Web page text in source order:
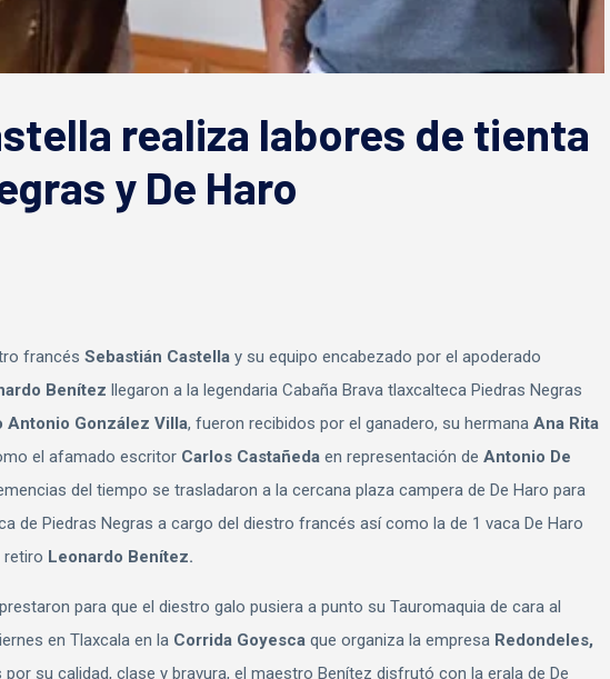
realiza labores de tienta
y De Haro
francés Sebastián Castella y su equipo encabezado por el apoderado
Benítez llegaron a la legendaria Cabaña Brava tlaxcalteca Piedras Negras
Antonio González Villa, fueron recibidos por el ganadero, su hermana Ana Rita
el afamado escritor Carlos Castañeda en representación de Antonio De
del tiempo se trasladaron a la cercana plaza campera de De Haro para
de Piedras Negras a cargo del diestro francés así como la de 1 vaca De Haro
retiro Leonardo Benítez.
para que el diestro galo pusiera a punto su Tauromaquia de cara al
en Tlaxcala en la Corrida Goyesca que organiza la empresa Redondeles,
su calidad, clase y bravura, el maestro Benítez disfrutó con la erala de De